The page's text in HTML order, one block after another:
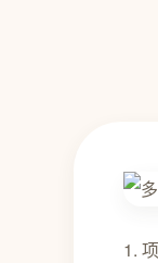
1. 项目概述多维聚合中的数据操作远不止GROUP BY那么简单“Part 20: Data Manipulation in Multi-Dimensional Aggregation”这个标题乍看像教科书里的章节编号但如果你正在处理销售报表、用户行为宽表、IoT设备时序汇总或是给BI系统写底层SQL逻辑你马上会意识到——这根本不是“第20讲”而是你昨天加班到凌晨三点还在调试的那块硬骨头。我带过六支数据分析和数仓开发团队几乎每支队伍都在这个环节栽过跟头明明GROUP BY写了五个字段结果SUM出来的销售额却翻了三倍用PIVOT转置后时间维度一加进去查询直接超时更别提那些在窗口函数嵌套里绕晕的同事最后发现是ORDER BY和PARTITION BY的粒度没对齐。多维聚合从